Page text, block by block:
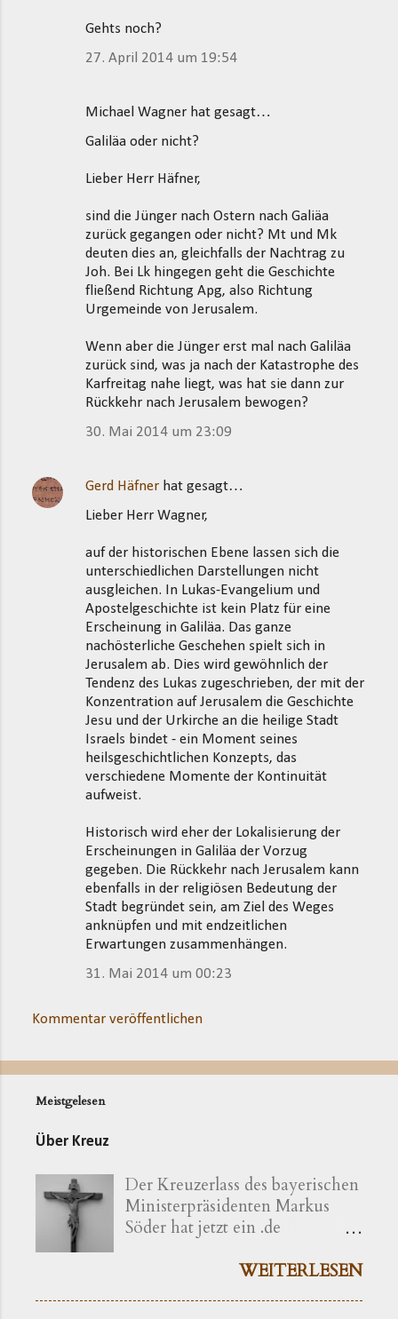
Gehts noch?
27. April 2014 um 19:54
Michael Wagner hat gesagt…
Galiläa oder nicht?
Lieber Herr Häfner,
sind die Jünger nach Ostern nach Galiäa
zurück gegangen oder nicht? Mt und Mk
deuten dies an, gleichfalls der Nachtrag zu
Joh. Bei Lk hingegen geht die Geschichte
fließend Richtung Apg, also Richtung
Urgemeinde von Jerusalem.
Wenn aber die Jünger erst mal nach Galiläa
zurück sind, was ja nach der Katastrophe des
Karfreitag nahe liegt, was hat sie dann zur
Rückkehr nach Jerusalem bewogen?
30. Mai 2014 um 23:09
Gerd Häfner hat gesagt…
Lieber Herr Wagner,
auf der historischen Ebene lassen sich die
unterschiedlichen Darstellungen nicht
ausgleichen. In Lukas-Evangelium und
Apostelgeschichte ist kein Platz für eine
Erscheinung in Galiläa. Das ganze
nachösterliche Geschehen spielt sich in
Jerusalem ab. Dies wird gewöhnlich der
Tendenz des Lukas zugeschrieben, der mit der
Konzentration auf Jerusalem die Geschichte
Jesu und der Urkirche an die heilige Stadt
Israels bindet - ein Moment seines
heilsgeschichtlichen Konzepts, das
verschiedene Momente der Kontinuität
aufweist.
Historisch wird eher der Lokalisierung der
Erscheinungen in Galiläa der Vorzug
gegeben. Die Rückkehr nach Jerusalem kann
ebenfalls in der religiösen Bedeutung der
Stadt begründet sein, am Ziel des Weges
anknüpfen und mit endzeitlichen
Erwartungen zusammenhängen.
31. Mai 2014 um 00:23
Kommentar veröffentlichen
Meistgelesen
Über Kreuz
Der Kreuzerlass des bayerischen
Ministerpräsidenten Markus
Söder hat jetzt ein .de
Der Vorgang gibt sich im
WEITERLESEN